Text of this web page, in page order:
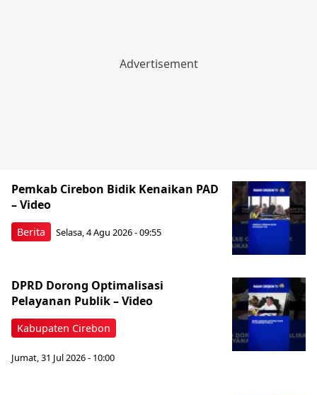
Berita
Pemkab Cirebon Bidik Kenaikan PAD
– Video
Selasa, 4 Agu 2026 - 09:55
Kabupaten Cirebon
DPRD Dorong Optimalisasi
Pelayanan Publik – Video
Jumat, 31 Jul 2026 - 10:00